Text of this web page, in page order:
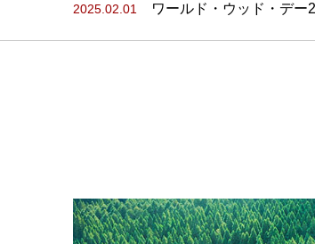
2025.02.01 ワールド・ウッド・デー